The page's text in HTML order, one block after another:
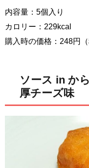
内容量：5個入り
カロリー：229kcal
購入時の価格：248円（
ソース in か
厚チーズ味